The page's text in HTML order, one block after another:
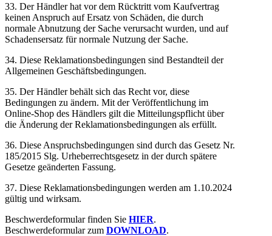
33. Der Händler hat vor dem Rücktritt vom Kaufvertrag
keinen Anspruch auf Ersatz von Schäden, die durch
normale Abnutzung der Sache verursacht wurden, und auf
Schadensersatz für normale Nutzung der Sache.
34. Diese Reklamationsbedingungen sind Bestandteil der
Allgemeinen Geschäftsbedingungen.
35. Der Händler behält sich das Recht vor, diese
Bedingungen zu ändern. Mit der Veröffentlichung im
Online-Shop des Händlers gilt die Mitteilungspflicht über
die Änderung der Reklamationsbedingungen als erfüllt.
36. Diese Anspruchsbedingungen sind durch das Gesetz Nr.
185/2015 Slg. Urheberrechtsgesetz in der durch spätere
Gesetze geänderten Fassung.
37. Diese Reklamationsbedingungen werden am 1.10.2024
gültig und wirksam.
Beschwerdeformular finden Sie HIER.
Beschwerdeformular zum DOWNLOAD.